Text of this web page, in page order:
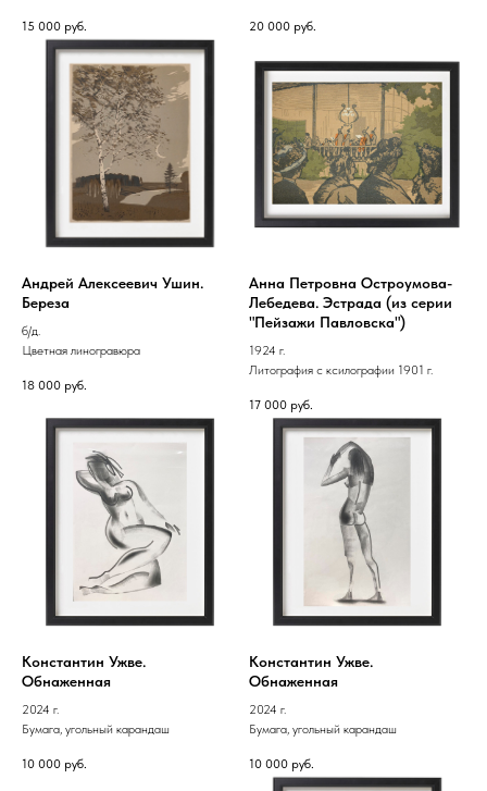
15 000 руб. 20 000 руб.
Андрей Алексеевич Ушин.
Береза
б/д.
Цветная линогравюра
18 000 руб.
Анна Петровна Остроумова-
Лебедева. Эстрада (из серии
"Пейзажи Павловска")
1924 г.
Литография с ксилографии 1901 г.
17 000 руб.
Константин Ужве.
Обнаженная
2024 г.
Бумага, угольный карандаш
10 000 руб.
Константин Ужве.
Обнаженная
2024 г.
Бумага, угольный карандаш
10 000 руб.